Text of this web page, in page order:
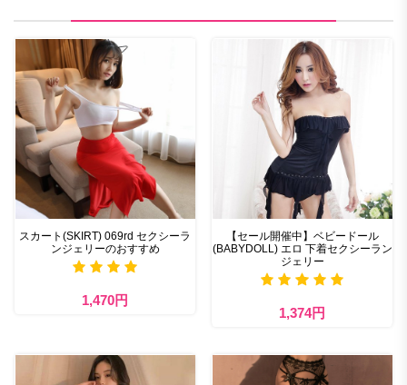
スカート(SKIRT) 069rd セクシーラ
ンジェリーのおすすめ
1,470円
【セール開催中】ベビードール
(BABYDOLL) エロ 下着セクシーラン
ジェリー
1,374円